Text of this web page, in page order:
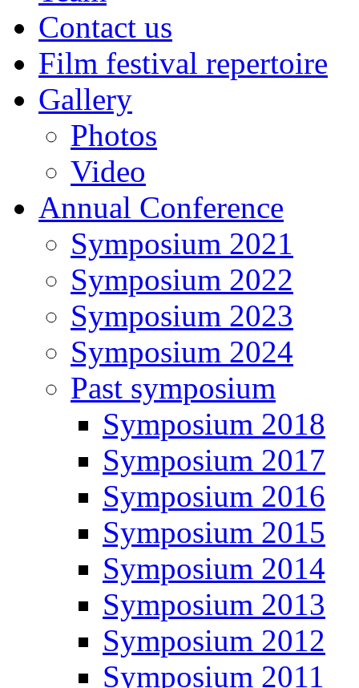
Contact us
Film festival repertoire
Gallery
Photos
Video
Annual Conference
Symposium 2021
Symposium 2022
Symposium 2023
Symposium 2024
Past symposium
Symposium 2018
Symposium 2017
Symposium 2016
Symposium 2015
Symposium 2014
Symposium 2013
Symposium 2012
Symposium 2011